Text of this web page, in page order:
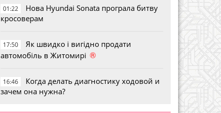
01:22
Нова Hyundai Sonata програла битву
кросоверам
17:50
Як швидко і вигідно продати
автомобіль в Житомирі ®
16:46
Когда делать диагностику ходовой и
зачем она нужна?